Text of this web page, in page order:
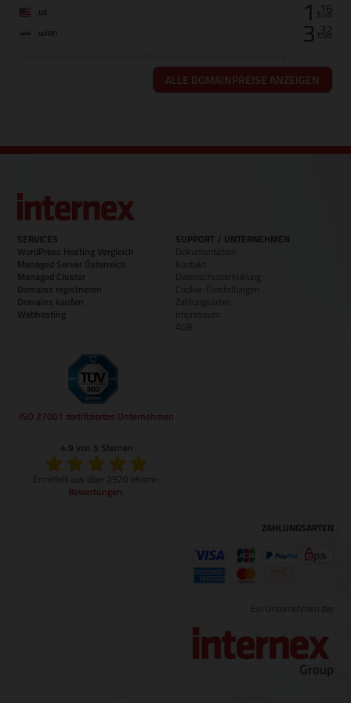
.us 1 ,16
Euro
.wien 3 ,32
Euro
ALLE DOMAINPREISE ANZEIGEN
SERVICES
WordPress Hosting Vergleich
Managed Server Österreich
Managed Cluster
Domains registrieren
Domains kaufen
Webhosting
SUPPORT / UNTERNEHMEN
Dokumentation
Kontakt
Datenschutzerklärung
Cookie-Einstellungen
Zahlungsarten
Impressum
AGB
ISO 27001 zertifiziertes Unternehmen
4.9 von 5 Sternen
Ermittelt aus über 2920 eKomi-
Bewertungen
ZAHLUNGSARTEN
Ein Unternehmen der